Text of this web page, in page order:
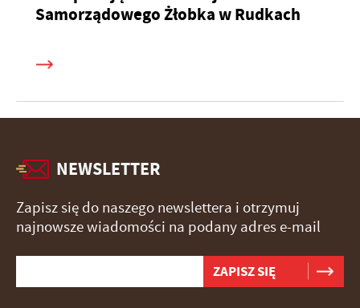
Samorządowego Żłobka w Rudkach
NEWSLETTER
Zapisz się do naszego newslettera i otrzymuj
najnowsze wiadomości na podany adres e-mail